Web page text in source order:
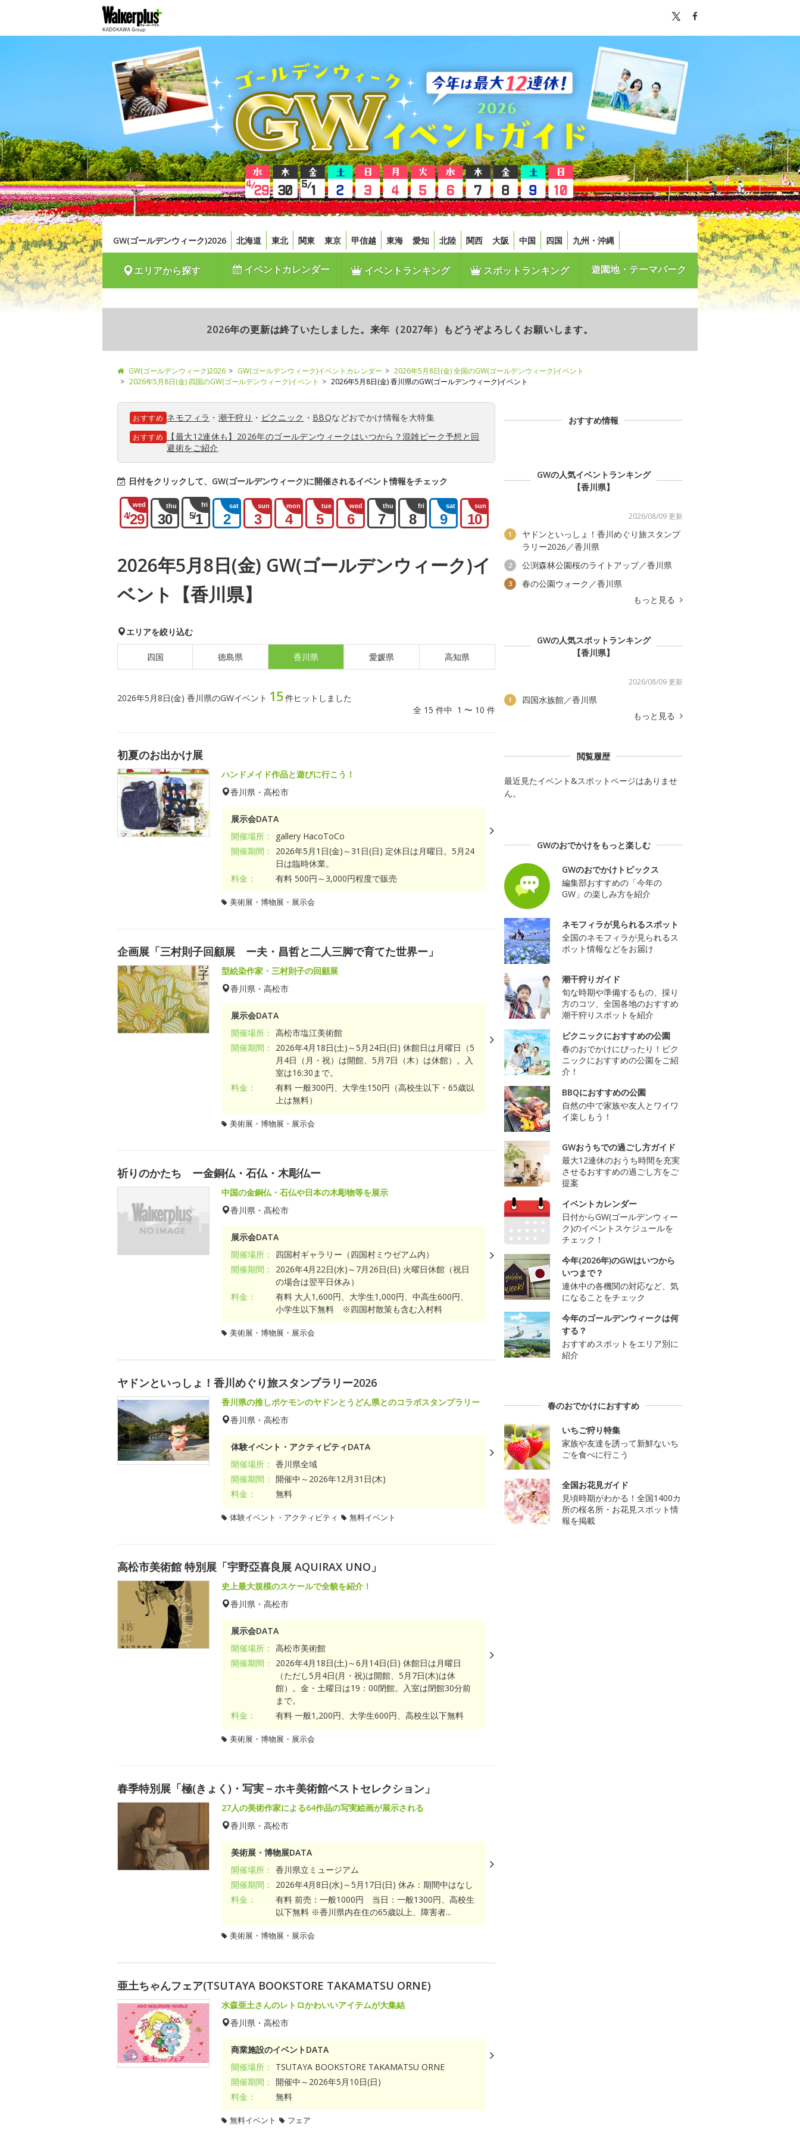
GW(ゴールデンウィーク)2026 北海道 東北 関東 東京 甲信越 東海 愛知 北陸 関西 大阪 中国 四国 九州・沖縄
エリアから探す イベントカレンダー イベントランキング スポットランキング 遊園地・テーマパーク
2026年の更新は終了いたしました。来年（2027年）もどうぞよろしくお願いします。
GW(ゴールデンウィーク)2026 GW(ゴールデンウィーク)イベントカレンダー
2026年5月8日(金) 全国のGW(ゴールデンウィーク)イベント
2026年5月8日(金) 四国のGW(ゴールデンウィーク)イベント
2026年5月8日(金) 香川県のGW(ゴールデンウィーク)イベント
おすすめ ネモフィラ ・ 潮干狩り ・ ピクニック ・ BBQなどおでかけ情報を大特集
おすすめ
【最大12連休も】2026年のゴールデンウィークはいつから？混雑ピーク予想と回
避術をご紹介
日付をクリックして、GW(ゴールデンウィーク)に開催されるイベント情報をチェック
wed
4/29
thu
30
fri
5/1
sat
2
sun
3
mon
4
tue
5
wed
6
thu
7
fri
8
sat
9
sun
10
2026年5月8日(金) GW(ゴールデンウィーク)イ
ベント【香川県】
エリアを絞り込む
四国 徳島県 香川県 愛媛県 高知県
2026年5月8日(金) 香川県のGWイベント 15件ヒットしました
全 15 件中 1 〜 10 件
初夏のお出かけ展
ハンドメイド作品と遊びに行こう！
香川県・高松市
展示会DATA
開催場所：
gallery HacoToCo
開催期間：
2026年5月1日(金)～31日(日) 定休日は月曜日。5月24
日は臨時休業。
料金：
有料 500円～3,000円程度で販売
美術展・博物展・展示会
企画展「三村則子回顧展 ー夫・昌哲と二人三脚で育てた世界ー」
型絵染作家・三村則子の回顧展
香川県・高松市
展示会DATA
開催場所： 高松市塩江美術館
開催期間：
2026年4月18日(土)～5月24日(日) 休館日は月曜日（5
月4日（月・祝）は開館、5月7日（木）は休館）。入
室は16:30まで。
料金：
有料 一般300円、大学生150円（高校生以下・65歳以
上は無料）
美術展・博物展・展示会
祈りのかたち ー金銅仏・石仏・木彫仏ー
中国の金銅仏・石仏や日本の木彫物等を展示
香川県・高松市
展示会DATA
開催場所：
四国村ギャラリー（四国村ミウゼアム内）
開催期間：
2026年4月22日(水)～7月26日(日) 火曜日休館（祝日
の場合は翌平日休み）
料金：
有料 大人1,600円、大学生1,000円、中高生600円、
小学生以下無料 ※四国村散策も含む入村料
美術展・博物展・展示会
ヤドンといっしょ！香川めぐり旅スタンプラリー2026
香川県の推しポケモンのヤドンとうどん県とのコラボスタンプラリー
香川県・高松市
体験イベント・アクティビティDATA
開催場所： 香川県全域
開催期間：
開催中～2026年12月31日(木)
料金：
無料
体験イベント・アクティビティ 無料イベント
高松市美術館 特別展「宇野亞喜良展 AQUIRAX UNO」
史上最大規模のスケールで全貌を紹介！
香川県・高松市
展示会DATA
開催場所： 高松市美術館
開催期間：
2026年4月18日(土)～6月14日(日) 休館日は月曜日
（ただし5月4日(月・祝)は開館、5月7日(木)は休
館）。金・土曜日は19：00閉館。入室は閉館30分前
まで。
料金：
有料 一般1,200円、大学生600円、高校生以下無料
美術展・博物展・展示会
春季特別展「極(きょく)・写実－ホキ美術館ベストセレクション」
27人の美術作家による64作品の写実絵画が展示される
香川県・高松市
美術展・博物展DATA
開催場所： 香川県立ミュージアム
開催期間：
2026年4月8日(水)～5月17日(日) 休み：期間中はなし
料金：
有料 前売：一般1000円 当日：一般1300円、高校生
以下無料 ※香川県内在住の65歳以上、障害者...
美術展・博物展・展示会
亜土ちゃんフェア(TSUTAYA BOOKSTORE TAKAMATSU ORNE)
水森亜土さんのレトロかわいいアイテムが大集結
香川県・高松市
商業施設のイベントDATA
開催場所：
TSUTAYA BOOKSTORE TAKAMATSU ORNE
開催期間：
開催中～2026年5月10日(日)
料金：
無料
無料イベント フェア
おすすめ情報
GWの人気イベントランキング
【香川県】
2026/08/09 更新
1
ヤドンといっしょ！香川めぐり旅スタンプ
ラリー2026／香川県
2 公渕森林公園桜のライトアップ／香川県
3
春の公園ウォーク／香川県
もっと見る
GWの人気スポットランキング
【香川県】
2026/08/09 更新
1
四国水族館／香川県
もっと見る
閲覧履歴
最近見たイベント&スポットページはありませ
ん。
GWのおでかけをもっと楽しむ
GWのおでかけトピックス
編集部おすすめの「今年の
GW」の楽しみ方を紹介
ネモフィラが見られるスポット
全国のネモフィラが見られるス
ポット情報などをお届け
潮干狩りガイド
旬な時期や準備するもの、採り
方のコツ、全国各地のおすすめ
潮干狩りスポットを紹介
ピクニックにおすすめの公園
春のおでかけにぴったり！ピク
ニックにおすすめの公園をご紹
介！
BBQにおすすめの公園
自然の中で家族や友人とワイワ
イ楽しもう！
GWおうちでの過ごし方ガイド
最大12連休のおうち時間を充実
させるおすすめの過ごし方をご
提案
イベントカレンダー
日付からGW(ゴールデンウィー
ク)のイベントスケジュールを
チェック！
今年(2026年)のGWはいつから
いつまで？
連休中の各機関の対応など、気
になることをチェック
今年のゴールデンウィークは何
する？
おすすめスポットをエリア別に
紹介
春のおでかけにおすすめ
いちご狩り特集
家族や友達を誘って新鮮ないち
ごを食べに行こう
全国お花見ガイド
見頃時期がわかる！全国1400カ
所の桜名所・お花見スポット情
報を掲載